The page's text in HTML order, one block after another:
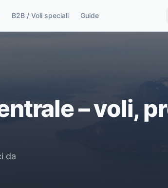
B2B / Voli speciali Guide
– voli,
da